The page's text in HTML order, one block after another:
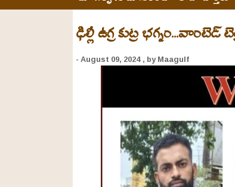
ఢిల్లీ ఉగ్ర కుట్ర భగ్నం...వాంటెడ్
- August 09, 2024 , by Maagulf